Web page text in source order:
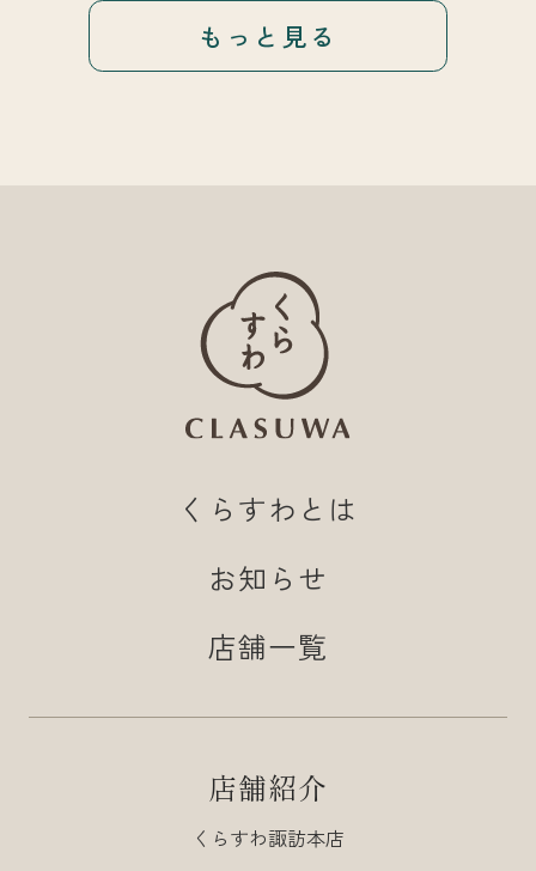
もっと見る
くらすわとは
お知らせ
店舗一覧
店舗紹介
くらすわ諏訪本店